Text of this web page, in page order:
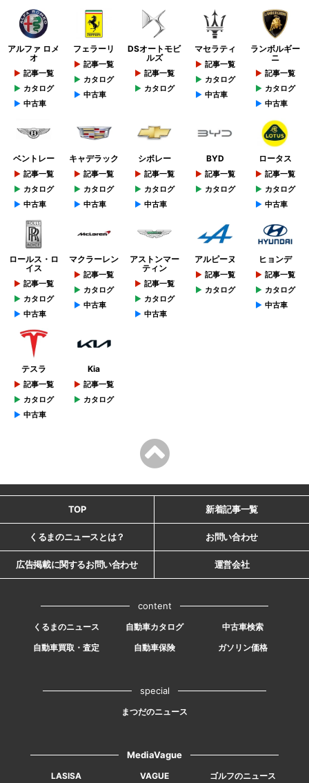
アルファ ロメ
オ
記事一覧
カタログ
中古車
フェラーリ
記事一覧
カタログ
中古車
DSオートモビ
ルズ
記事一覧
カタログ
マセラティ
記事一覧
カタログ
中古車
ランボルギー
ニ
記事一覧
カタログ
中古車
ベントレー
記事一覧
カタログ
中古車
キャデラック
記事一覧
カタログ
中古車
シボレー
記事一覧
カタログ
中古車
BYD
記事一覧
カタログ
ロータス
記事一覧
カタログ
中古車
ロールス・ロ
イス
記事一覧
カタログ
中古車
マクラーレン
記事一覧
カタログ
中古車
アストンマー
ティン
記事一覧
カタログ
中古車
アルピーヌ
記事一覧
カタログ
ヒョンデ
記事一覧
カタログ
中古車
テスラ
記事一覧
カタログ
中古車
Kia
記事一覧
カタログ
TOP 新着記事一覧
くるまのニュースとは？ お問い合わせ
広告掲載に関するお問い合わせ 運営会社
content
くるまのニュース 自動車カタログ
中古車検索
自動車買取・査定
自動車保険 ガソリン価格
special
まつだのニュース
MediaVague
LASISA VAGUE ゴルフのニュース